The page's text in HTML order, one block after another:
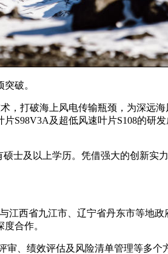
破。
打破海上风电传输瓶颈，为深远
S98V3A及超低风速叶片S108的研
士及以上学历。凭借强大的创新
江西省九江市、辽宁省丹东市等地
合作。
、绩效评估及风险清单管理等多个